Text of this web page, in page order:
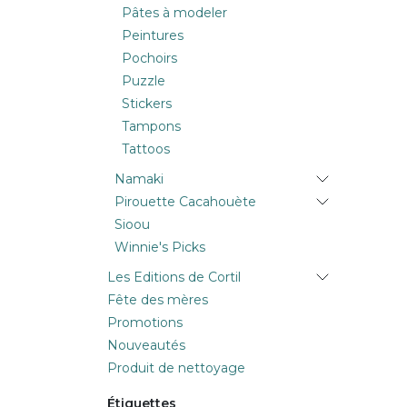
Pâtes à modeler
Peintures
Pochoirs
Puzzle
Stickers
Tampons
Tattoos
Namaki
Pirouette Cacahouète
Sioou
Winnie's Picks
Les Editions de Cortil
Fête des mères
Promotions
Nouveautés
Produit de nettoyage
Étiquettes